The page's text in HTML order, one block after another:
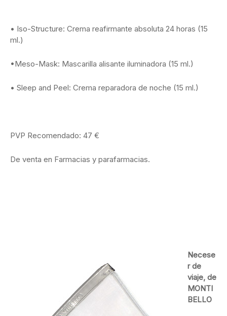
• Iso-Structure: Crema reafirmante absoluta 24 horas (15
ml.)
•Meso-Mask: Mascarilla alisante iluminadora (15 ml.)
• Sleep and Peel: Crema reparadora de noche (15 ml.)
PVP Recomendado: 47 €
De venta en Farmacias y parafarmacias.
Necese
r de
viaje, de
MONTI
BELLO